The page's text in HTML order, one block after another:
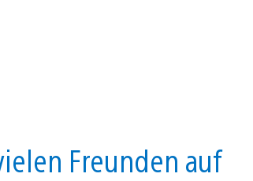
Freunden auf